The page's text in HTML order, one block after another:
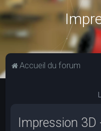
Accueil du forum
Impression 3D